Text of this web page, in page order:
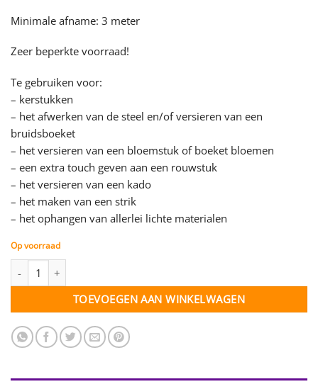
Minimale afname: 3 meter
Zeer beperkte voorraad!
Te gebruiken voor:
– kerstukken
– het afwerken van de steel en/of versieren van een
bruidsboeket
– het versieren van een bloemstuk of boeket bloemen
– een extra touch geven aan een rouwstuk
– het versieren van een kado
– het maken van een strik
– het ophangen van allerlei lichte materialen
Op voorraad
TOEVOEGEN AAN WINKELWAGEN